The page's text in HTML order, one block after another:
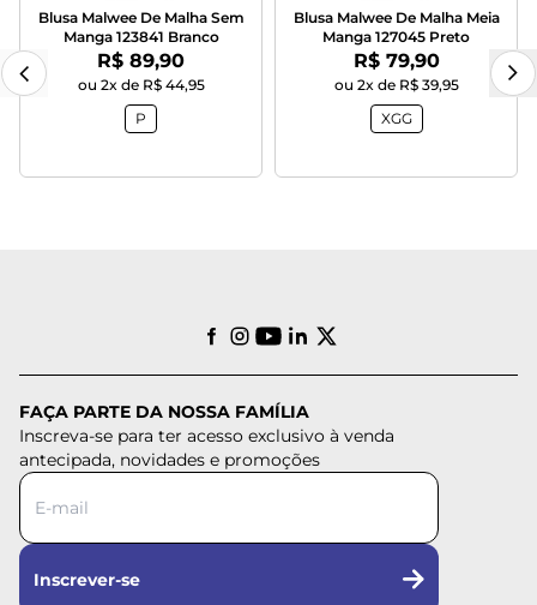
Blusa Malwee De Malha Sem
Manga 123841 Branco
Por:
R$ 89,90
ou 2x de R$ 44,95
P
Blusa Malwee De Malha Meia
Manga 127045 Preto
Por:
R$ 79,90
ou 2x de R$ 39,95
XGG
FAÇA PARTE DA NOSSA FAMÍLIA
Inscreva-se para ter acesso exclusivo à venda
antecipada, novidades e promoções
Inscrever-se